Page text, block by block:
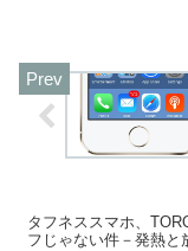
タフネススマホ、
フじゃない件－発熱と